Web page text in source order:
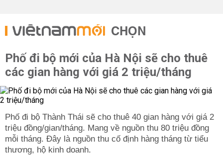
CHỌN
Phố đi bộ mới của Hà Nội sẽ cho thuê
các gian hàng với giá 2 triệu/tháng
Phố đi bộ Thành Thái sẽ cho thuê 40 gian hàng với giá 2
triệu đồng/gian/tháng. Mang về nguồn thu 80 triệu đồng
mỗi tháng. Đây là nguồn thu cố định hàng tháng từ tiểu
thương, hộ kinh doanh.